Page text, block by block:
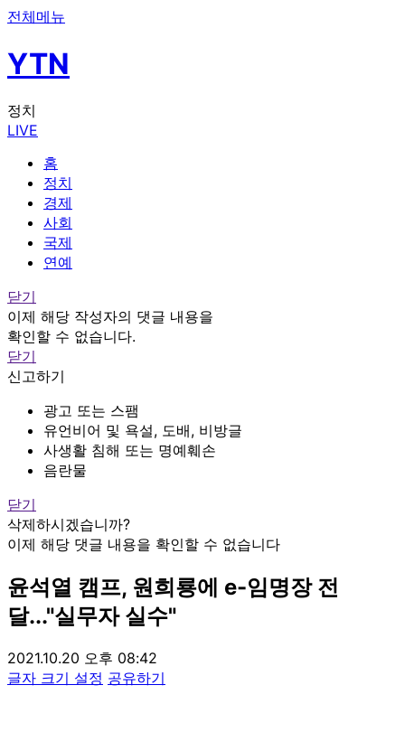
전체메뉴
YTN
정치
LIVE
홈
정치
경제
사회
국제
연예
닫기
이제 해당 작성자의 댓글 내용을
확인할 수 없습니다.
닫기
신고하기
광고 또는 스팸
유언비어 및 욕설, 도배, 비방글
사생활 침해 또는 명예훼손
음란물
닫기
삭제하시겠습니까?
이제 해당 댓글 내용을 확인할 수 없습니다
윤석열 캠프, 원희룡에 e-임명장 전
달..."실무자 실수"
2021.10.20 오후 08:42
글자 크기 설정 공유하기